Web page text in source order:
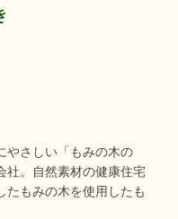
やさしい「もみの木の
社。自然素材の健康住宅
たもみの木を使用したも